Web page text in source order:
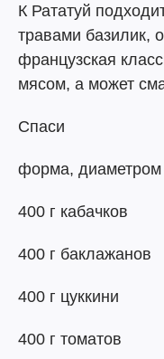
К Рататуй
травами базилик,
французская
мясом, а может
Спаси
форма, диаметром
400 г кабачков
400 г баклажанов
400 г цуккини
400 г томатов